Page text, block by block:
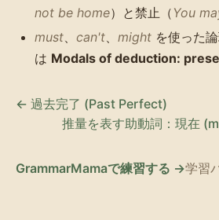
not be home）と禁止（ You
must、 can't、 might を使った
は Modals of deduction:
← 過去完了 (Past Perfect)
推量を表す助動詞：現在
GrammarMamaで練習する →学習